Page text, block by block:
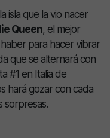
isla que la vio nacer
Queen, el mejor
para hacer vibrar
que se alternará con
#1 en Italia de
hará gozar con cada
sorpresas.